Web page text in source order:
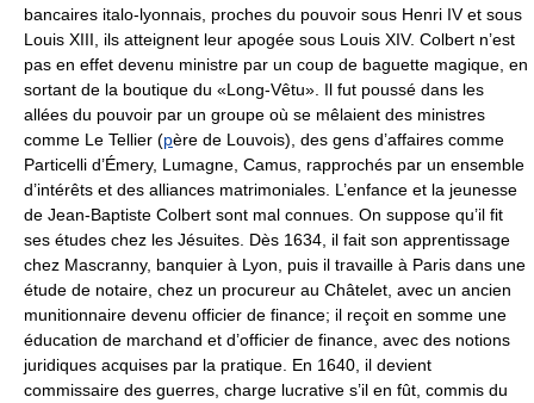
bancaires italo-lyonnais, proches du pouvoir sous Henri IV et sous
Louis XIII, ils atteignent leur apogée sous Louis XIV. Colbert n’est
pas en effet devenu ministre par un coup de baguette magique, en
sortant de la boutique du «Long-Vêtu». Il fut poussé dans les
allées du pouvoir par un groupe où se mêlaient des ministres
comme Le Tellier (père de Louvois), des gens d’affaires comme
Particelli d’Émery, Lumagne, Camus, rapprochés par un ensemble
d’intérêts et des alliances matrimoniales. L’enfance et la jeunesse
de Jean-Baptiste Colbert sont mal connues. On suppose qu’il fit
ses études chez les Jésuites. Dès 1634, il fait son apprentissage
chez Mascranny, banquier à Lyon, puis il travaille à Paris dans une
étude de notaire, chez un procureur au Châtelet, avec un ancien
munitionnaire devenu officier de finance; il reçoit en somme une
éducation de marchand et d’officier de finance, avec des notions
juridiques acquises par la pratique. En 1640, il devient
commissaire des guerres, charge lucrative s’il en fût, commis du